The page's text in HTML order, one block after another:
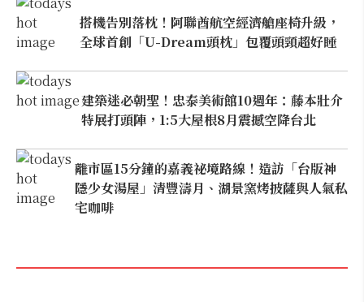
搭機告別落枕！阿聯酋航空經濟艙座椅升級，
全球首創「U-Dream頭枕」包覆頭頸超好睡
建築迷必朝聖！忠泰美術館10週年：藤本壯介
特展打頭陣，1:5大屋根8月震撼空降台北
離市區15分鐘的嘉義祕境路線！造訪「台版神
隱少女湯屋」清豐濤月、湖景窯烤披薩與人氣私
宅咖啡